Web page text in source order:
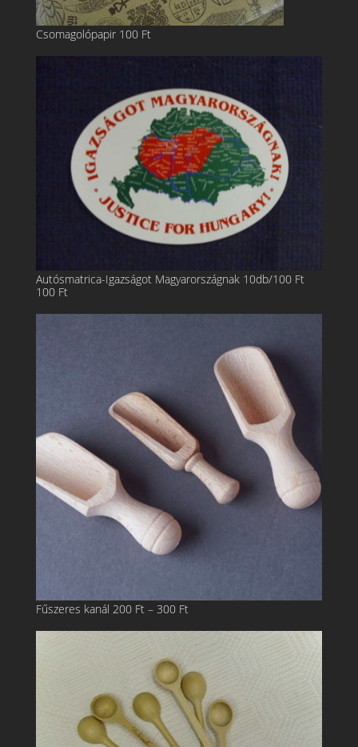
Csomagolópapir 100 Ft
Autósmatrica-Igazságot Magyarországnak 10db/100 Ft
100 Ft
Fűszeres kanál 200 Ft – 300 FtÁrtartomány:
-
300 Ft